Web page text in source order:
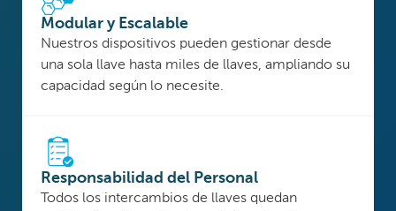
Modular y Escalable
Nuestros dispositivos pueden gestionar desde
una sola llave hasta miles de llaves, ampliando su
capacidad según lo necesite.
Responsabilidad del Personal
Todos los intercambios de llaves quedan